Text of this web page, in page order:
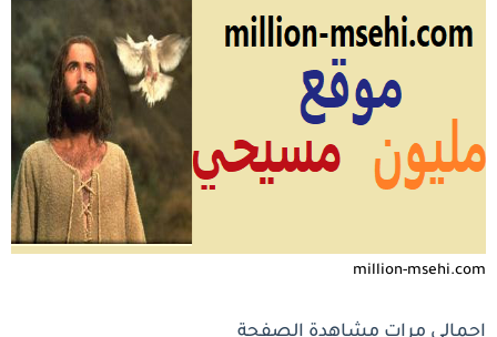
million-msehi.com